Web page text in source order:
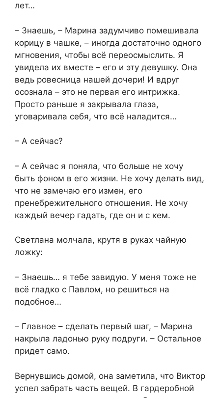
лет…
– Знаешь, – Марина задумчиво помешивала
корицу в чашке, – иногда достаточно одного
мгновения, чтобы всё переосмыслить. Я
увидела их вместе – его и эту девушку. Она
ведь ровесница нашей дочери! И вдруг
осознала – это не первая его интрижка.
Просто раньше я закрывала глаза,
уговаривала себя, что всё наладится…
– А сейчас?
– А сейчас я поняла, что больше не хочу
быть фоном в его жизни. Не хочу делать вид,
что не замечаю его измен, его
пренебрежительного отношения. Не хочу
каждый вечер гадать, где он и с кем.
Светлана молчала, крутя в руках чайную
ложку:
– Знаешь… я тебе завидую. У меня тоже не
всё гладко с Павлом, но решиться на
подобное…
– Главное – сделать первый шаг, – Марина
накрыла ладонью руку подруги. – Остальное
придет само.
Вернувшись домой, она заметила, что Виктор
успел забрать часть вещей. В гардеробной